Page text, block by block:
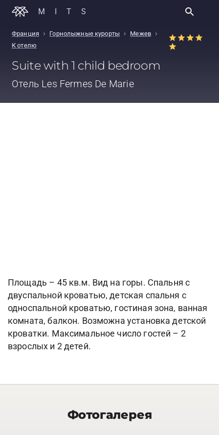
MITS
Франция › Горнолыжные курорты › Межев ›
К отелю
Suite with 1 child bedroom
Отель Les Fermes De Marie
Площадь – 45 кв.м. Вид на горы. Спальня с
двуспальной кроватью, детская спальня с
односпальной кроватью, гостиная зона, ванная
комната, балкон. Возможна установка детской
кроватки. Максимальное число гостей – 2
взрослых и 2 детей.
Фотогалерея